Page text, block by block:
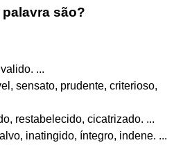
são?
...
sensato, prudente, criterioso,
restabelecido, cicatrizado. ...
inatingido, íntegro, indene. ...